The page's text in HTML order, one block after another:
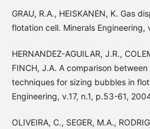
GRAU, R.A., HEISKANEN, K. Gas
flotation cell. Minerals
HERNANDEZ-AGUILAR, J.R.,
FINCH, J.A. A comparison
techniques for sizing bubbles in
Engineering, v.17, n.1, p.53-61,
OLIVEIRA, C., SEGER, M.A.,